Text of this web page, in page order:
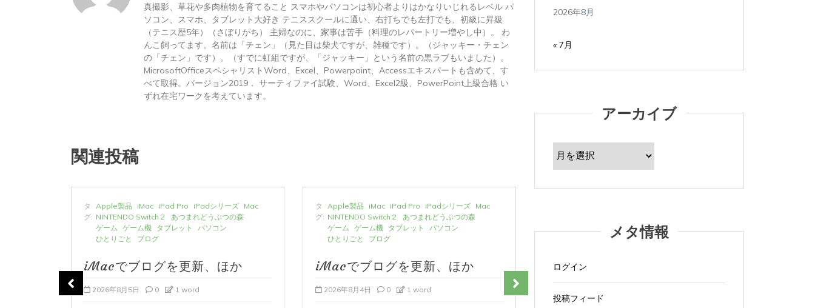
真撮影、草花や多肉植物を育てること スマホやパソコンは初心者よりはかなりいじれるレベル パ
ソコン、スマホ、タブレット大好き テニススクールに通い、右打ちでも左打でも、初級に昇級
（テニス歴5年）（さぼりがち） 主婦なのに、家事は苦手（料理のレパートリー増やし中）。 わ
んこ飼ってます。名前は「チェン」（見た目は柴犬ですが、雑種です）。（ジャッキー・チェン
の「チェン」です）。（すでに虹組ですが、「ジャッキー」という名前の黒ラブもいました）。
MicrosoftOfficeスペシャリストWord、Excel、Powerpoint、Accessエキスパートも含めて、す
べて取得。バージョン2019． サーティファイ試験、Word、Excel2級、PowerPoint上級合格 い
ずれ在宅ワークを考えています。
関連投稿
タ
グ:
Apple製品 iMac iPad Pro iPadシリーズ Mac
NINTENDO Switch２
あつまれどうぶつの森
ゲーム ゲーム機 タブレット
パソコン
ひとりごと
ブログ
iMacでブログを更新、ほか
2026年8月5日 0 1 word
タ
グ:
Apple製品 iMac iPad Pro iPadシリーズ Mac
NINTENDO Switch２
あつまれどうぶつの森
ゲーム ゲーム機 タブレット
パソコン
ひとりごと
ブログ
iMacでブログを更新、ほか
2026年8月4日 0 1 word
タブレット パソコン
ブログ
iMacでブログを更新、ほか
2026年8月
« 7月
アーカイブ
ー
カ
イ
メタ情報
ログイン
投稿フィード